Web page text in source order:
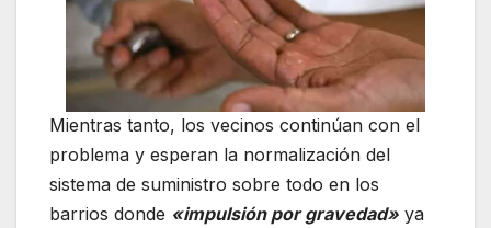
Mientras tanto, los vecinos continúan con el
problema y esperan la normalización del
sistema de suministro sobre todo en los
barrios donde «impulsión por gravedad» ya